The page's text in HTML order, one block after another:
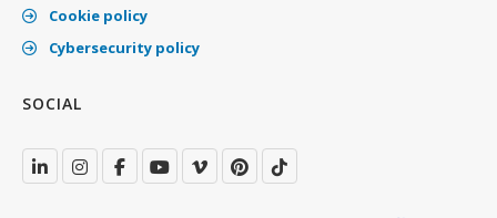
Cookie policy
Cybersecurity policy
SOCIAL